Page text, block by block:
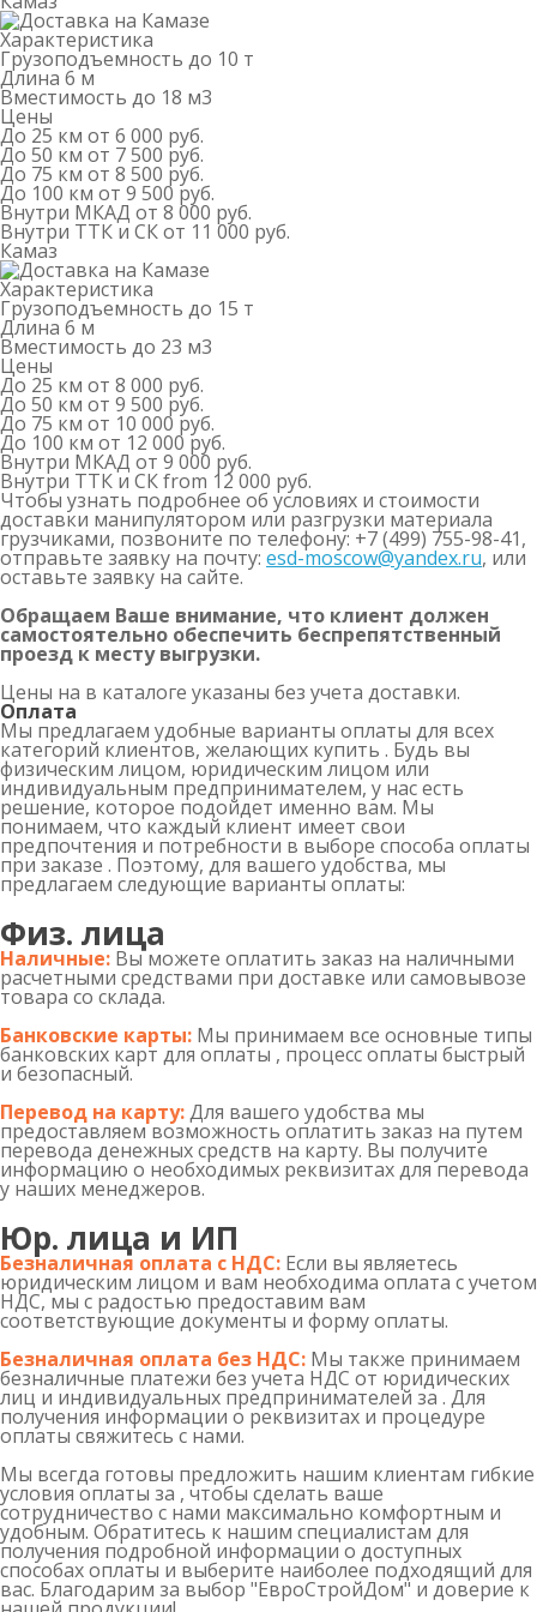
Характеристика
Грузоподъемность до 10 т
Длина 6 м
Вместимость до 18 м3
Цены
До 25 км от 6 000 руб.
До 50 км от 7 500 руб.
До 75 км от 8 500 руб.
До 100 км от 9 500 руб.
Внутри МКАД от 8 000 руб.
Внутри ТТК и СКот 11 000 руб.
Камаз
Характеристика
Грузоподъемность до 15 т
Длина 6 м
Вместимость до 23 м3
Цены
До 25 км от 8 000 руб.
До 50 км от 9 500 руб.
До 75 км от 10 000 руб.
До 100 км от 12 000 руб.
Внутри МКАД от 9 000 руб.
Внутри ТТК и СКfrom 12 000 руб.
Чтобы узнать подробнее об условиях и стоимости
доставки манипулятором или разгрузки материала
грузчиками, позвоните по телефону: +7 (499) 755-98-41,
отправьте заявку на почту: esd-moscow@yandex.ru, или
оставьте заявку на сайте.
Обращаем Ваше внимание, что клиент должен
самостоятельно обеспечить беспрепятственный
проезд к месту выгрузки.
Цены на в каталоге указаны без учета доставки.
Оплата
Мы предлагаем удобные варианты оплаты для всех
категорий клиентов, желающих купить . Будь вы
физическим лицом, юридическим лицом или
индивидуальным предпринимателем, у нас есть
решение, которое подойдет именно вам. Мы
понимаем, что каждый клиент имеет свои
предпочтения и потребности в выборе способа оплаты
при заказе . Поэтому, для вашего удобства, мы
предлагаем следующие варианты оплаты:
Физ. лица
Наличные: Вы можете оплатить заказ на наличными
расчетными средствами при доставке или самовывозе
товара со склада.
Банковские карты: Мы принимаем все основные типы
банковских карт для оплаты , процесс оплаты быстрый
и безопасный.
Перевод на карту:Для вашего удобства мы
предоставляем возможность оплатить заказ на путем
перевода денежных средств на карту. Вы получите
информацию о необходимых реквизитах для перевода
у наших менеджеров.
Юр. лица и ИП
Безналичная оплата с НДС: Если вы являетесь
юридическим лицом и вам необходима оплата с учетом
НДС, мы с радостью предоставим вам
соответствующие документы и форму оплаты.
Безналичная оплата без НДС: Мы также принимаем
безналичные платежи без учета НДС от юридических
лиц и индивидуальных предпринимателей за . Для
получения информации о реквизитах и процедуре
оплаты свяжитесь с нами.
Мы всегда готовы предложить нашим клиентам гибкие
условия оплаты за , чтобы сделать ваше
сотрудничество с нами максимально комфортным и
удобным. Обратитесь к нашим специалистам для
получения подробной информации о доступных
способах оплаты и выберите наиболее подходящий для
вас. Благодарим за выбор "ЕвроСтройДом" и доверие к